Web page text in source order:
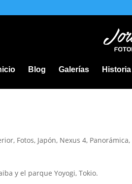
Blog Galerías
, Fotos, Japón, Nexus 4, Panorámica,
y el parque Yoyogi, Tokio.